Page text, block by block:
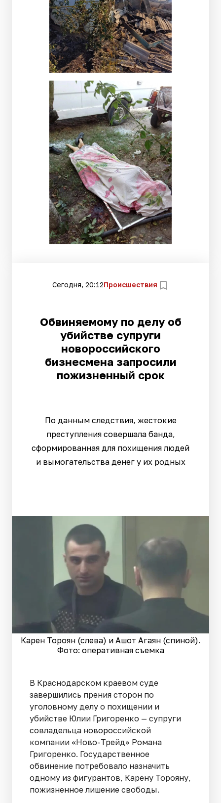
Сегодня, 20:12Происшествия
Обвиняемому по делу об
убийстве супруги
новороссийского
бизнесмена запросили
пожизненный срок
По данным следствия, жестокие
преступления совершала банда,
сформированная для похищения людей
и вымогательства денег у их родных
Карен Тороян (слева) и Ашот Агаян (спиной).
Фото: оперативная съемка
В Краснодарском краевом суде
завершились прения сторон по
уголовному делу о похищении и
убийстве Юлии Григоренко — супруги
совладельца новороссийской
компании «Ново-Трейд» Романа
Григоренко. Государственное
обвинение потребовало назначить
одному из фигурантов, Карену Торояну,
пожизненное лишение свободы.